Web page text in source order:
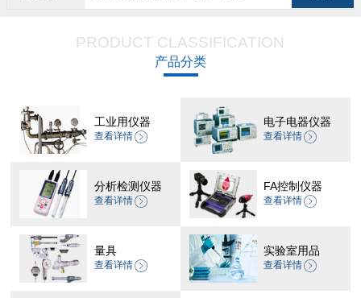
PRODUCT CLASSIFICATION
产品分类
工业用仪器
查看详情
电子电器仪器
查看详情
分析检测仪器
查看详情
FA控制仪器
查看详情
量具
查看详情
实验室用品
查看详情